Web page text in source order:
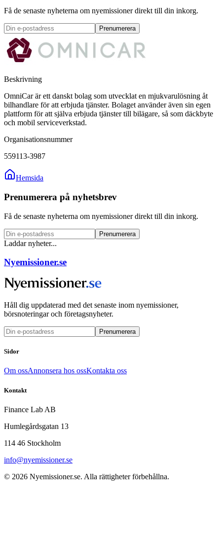
Få de senaste nyheterna om nyemissioner direkt till din inkorg.
Prenumerera
Beskrivning
OmniCar är ett danskt bolag som utvecklat en mjukvarulösning åt
bilhandlare för att erbjuda tjänster. Bolaget använder även sin egen
plattform för att själva erbjuda tjänster till bilägare, så som däckbyte
och mobil serviceverkstad.
Organisationsnummer
559113-3987
Hemsida
Prenumerera på nyhetsbrev
Få de senaste nyheterna om nyemissioner direkt till din inkorg.
Prenumerera
Laddar nyheter...
Nyemissioner.se
Håll dig uppdaterad med det senaste inom nyemissioner,
börsnoteringar och företagsnyheter.
Prenumerera
Sidor
Om ossAnnonsera hos ossKontakta oss
Kontakt
Finance Lab AB
Humlegårdsgatan 13
114 46 Stockholm
info@nyemissioner.se
© 2026 Nyemissioner.se. Alla rättigheter förbehållna.